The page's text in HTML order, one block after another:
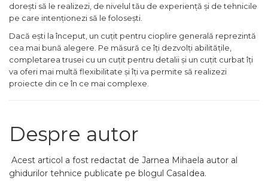
Utilaje tamplarie / prelucrare
lemn
Aeroterme si Ventilatoare
Bormasini & Masini de Gaurit
Compresoare Auto
Dispozitive de taiat
polistiren
Polizoare drepte & accesorii
dorești să le realizezi, de nivelul tău de experiență și de tehnicile
pe care intenționezi să le folosești.
Dacă ești la început, un cuțit pentru cioplire generală reprezintă
cea mai bună alegere. Pe măsură ce îți dezvolți abilitățile,
completarea trusei cu un cuțit pentru detalii și un cuțit curbat îți
va oferi mai multă flexibilitate și îți va permite să realizezi
proiecte din ce în ce mai complexe.
Despre autor
Acest articol a fost redactat de Jarnea Mihaela autor al
ghidurilor tehnice publicate pe blogul CasaIdea.